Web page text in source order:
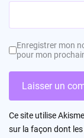
Enregistrer mon
pour mon
Ce site utilise
sur la façon dont